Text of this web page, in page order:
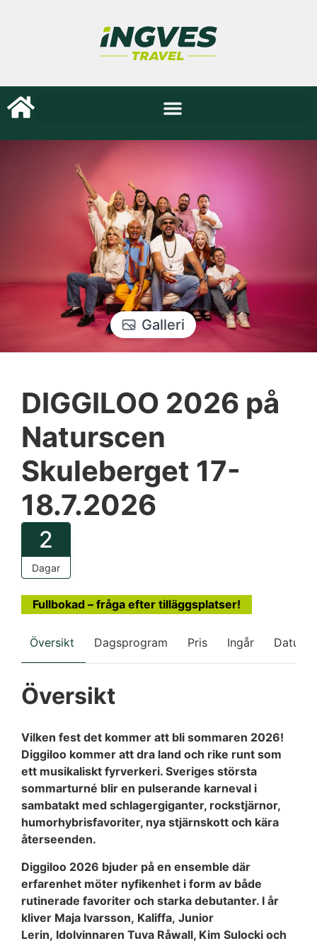
Galleri
DIGGILOO 2026 på
Naturscen
Skuleberget 17-
18.7.2026
2
Dagar
Fullbokad – fråga efter tilläggsplatser!
Översikt Dagsprogram Pris Ingår Datum
Översikt
Vilken fest det kommer att bli sommaren 2026!
Diggiloo kommer att dra land och rike runt som
ett musikaliskt fyrverkeri. Sveriges största
sommarturné blir en pulserande karneval i
sambatakt med schlagergiganter, rockstjärnor,
humorhybrisfavoriter, nya stjärnskott och kära
återseenden.
Diggiloo 2026 bjuder på en ensemble där
erfarenhet möter nyfikenhet i form av både
rutinerade favoriter och starka debutanter. I år
kliver Maja Ivarsson, Kaliffa, Junior
Lerin, Idolvinnaren Tuva Råwall, Kim Sulocki och